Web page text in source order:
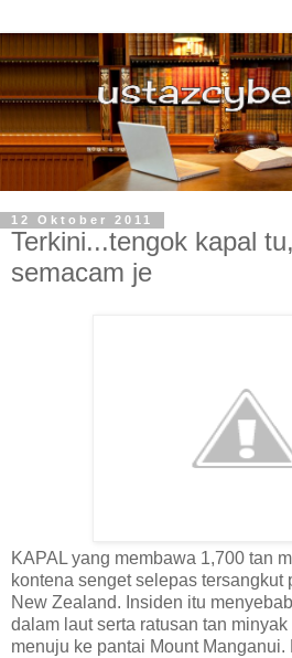
12 Oktober 2011
Terkini...tengok kapal
semacam je
KAPAL yang membawa 1,700 tan
kontena senget selepas tersangkut
New Zealand. Insiden itu
dalam laut serta ratusan tan
menuju ke pantai Mount Manganui.